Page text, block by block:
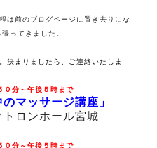
は前のブログページに置き去りにな
ってきました。
決まりましたら、ご連絡いたしま
分～午後５時まで
マッサージ講座」
ンホール宮城
分～午後５時まで